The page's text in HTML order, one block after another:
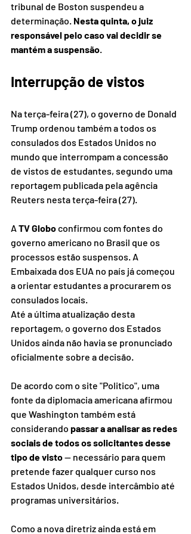
tribunal de Boston suspendeu a
determinação. Nesta quinta, o juiz
responsável pelo caso vai decidir se
mantém a suspensão.
Interrupção de vistos
Na terça-feira (27), o governo de Donald
Trump ordenou também a todos os
consulados dos Estados Unidos no
mundo que interrompam a concessão
de vistos de estudantes, segundo uma
reportagem publicada pela agência
Reuters nesta terça-feira (27).
A TV Globo confirmou com fontes do
governo americano no Brasil que os
processos estão suspensos. A
Embaixada dos EUA no país já começou
a orientar estudantes a procurarem os
consulados locais.
Até a última atualização desta
reportagem, o governo dos Estados
Unidos ainda não havia se pronunciado
oficialmente sobre a decisão.
De acordo com o site "Politico", uma
fonte da diplomacia americana afirmou
que Washington também está
considerando passar a analisar as redes
sociais de todos os solicitantes desse
tipo de visto — necessário para quem
pretende fazer qualquer curso nos
Estados Unidos, desde intercâmbio até
programas universitários.
Como a nova diretriz ainda está em